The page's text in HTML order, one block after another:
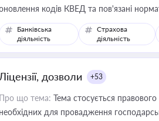
кодів КВЕД та пов'язані
Банківська
діяльність
Страхова
діяльність
Ліцензії, дозволи +53
Про що тема: Тема стосується
необхідних для провадження